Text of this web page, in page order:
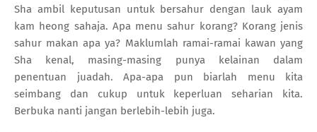
Sha ambil keputusan untuk bersahur dengan lauk ayam
kam heong sahaja. Apa menu sahur korang? Korang jenis
sahur makan apa ya? Maklumlah ramai-ramai kawan yang
Sha kenal, masing-masing punya kelainan dalam
penentuan juadah. Apa-apa pun biarlah menu kita
seimbang dan cukup untuk keperluan seharian kita.
Berbuka nanti jangan berlebih-lebih juga.